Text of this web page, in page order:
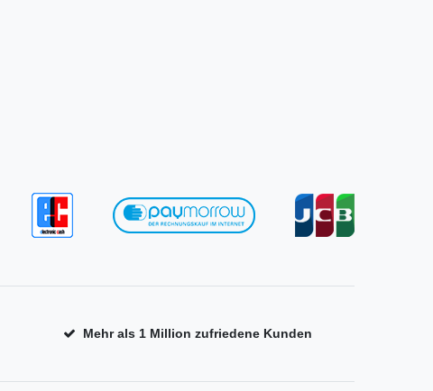
Mehr als 1 Million zufriedene Kunden